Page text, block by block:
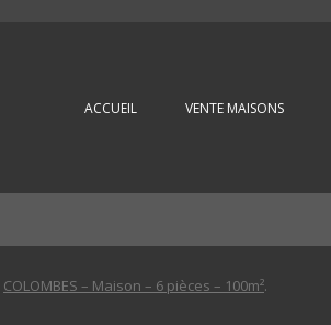
ACCUEIL VENTE MAISONS
COLOMBES – Maison – 6 pièces – 100m².